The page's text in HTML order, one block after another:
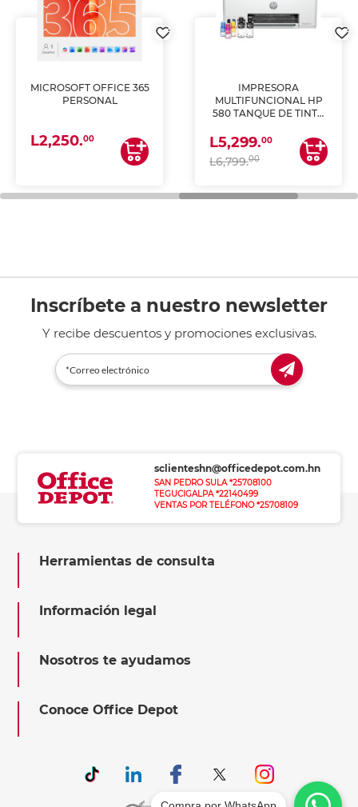
MICROSOFT OFFICE 365
PERSONAL
L2,250.00
IMPRESORA
MULTIFUNCIONAL HP
580 TANQUE DE TINTA
ESCANEA)
L5,299.00
L6,799.00
Inscríbete a nuestro newsletter
Y recibe descuentos y promociones exclusivas.
sclienteshn@officedepot.com.hn
SAN PEDRO SULA *25708100
TEGUCIGALPA *22140499
VENTAS POR TELÉFONO *25708109
Herramientas de consulta
Información legal
Nosotros te ayudamos
Conoce Office Depot